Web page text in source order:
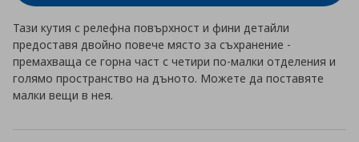
Тази кутия с релефна повърхност и фини детайли
предоставя двойно повече място за съхранение -
премахваща се горна част с четири по-малки отделения и
голямо пространство на дъното. Можете да поставяте
малки вещи в нея.